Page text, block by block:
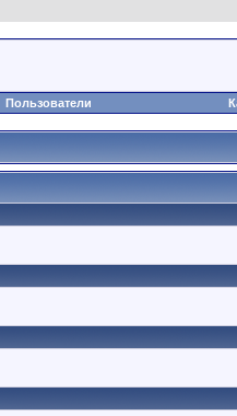
Пользователи